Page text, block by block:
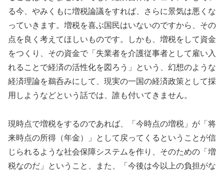
る今、やみくもに増税論議をすれば、さらに景気は悪くな
っていきます。増税を喜ぶ国民はいないのですから、その
点を良く考えてほしいものです。しかも、増税をして資金
をつくり、その資金で「失業者を介護従事者として雇い入
れることで経済の活性化を図ろう」という、幻想のような
経済理論を鵜呑みにして、現実の一国の経済政策として採
用しようなどという話では、誰も付いてきません。
現時点で増税をするのであれば、「今時点の増税」が「将
来時点の所得（年金）」として戻ってくるということが信
じられるような社会保障システムを作り、そのための「増
税なのだ」ということ、また、「今後は今以上の負担がな